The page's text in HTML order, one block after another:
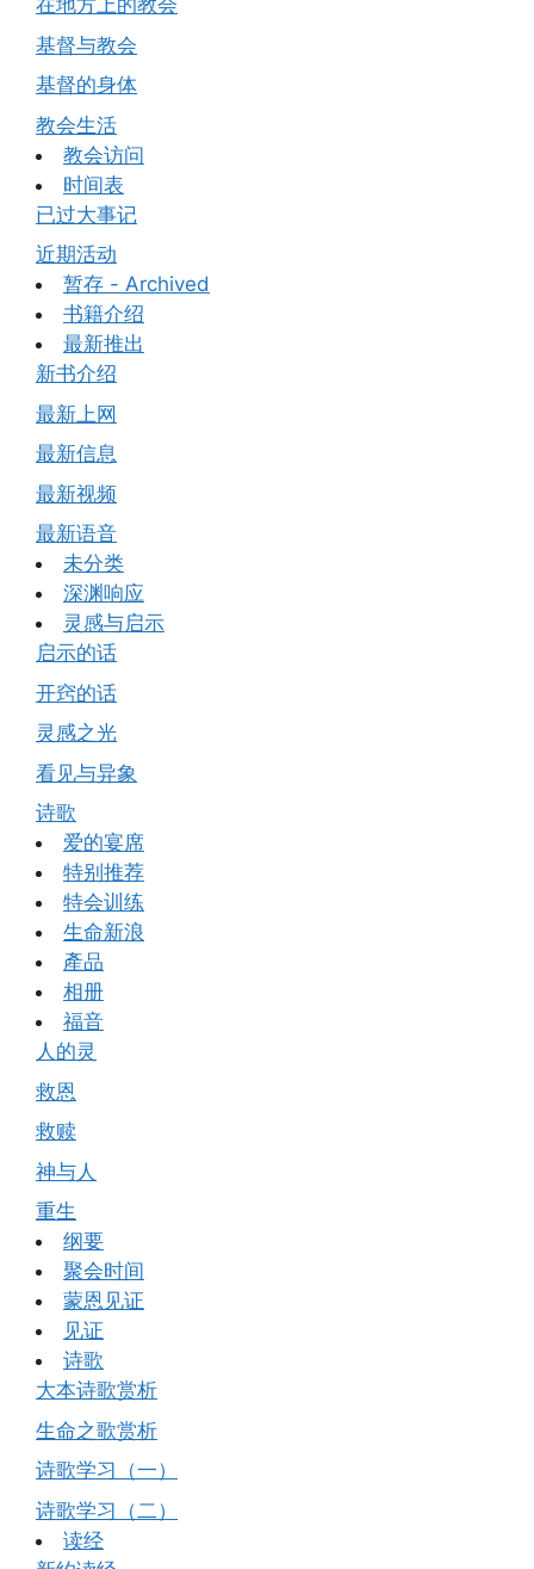
在地方上的教会
基督与教会
基督的身体
教会生活
教会访问
时间表
已过大事记
近期活动
暂存 - Archived
书籍介绍
最新推出
新书介绍
最新上网
最新信息
最新视频
最新语音
未分类
深渊响应
灵感与启示
启示的话
开窍的话
灵感之光
看见与异象
诗歌
爱的宴席
特别推荐
特会训练
生命新浪
產品
相册
福音
人的灵
救恩
救赎
神与人
重生
纲要
聚会时间
蒙恩见证
见证
诗歌
大本诗歌赏析
生命之歌赏析
诗歌学习（一）
诗歌学习（二）
读经